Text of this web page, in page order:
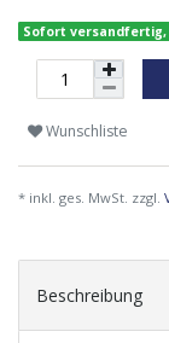
Sofort versandfertig,
Wunschliste
* inkl. ges. MwSt. zzgl.
Beschreibung